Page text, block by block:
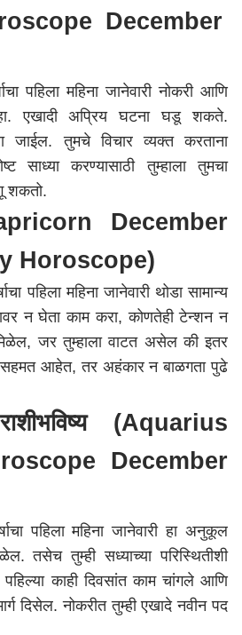
December
पहिला महिनाजानेवारी नोकरी आणि
एखादी अप्रिय घटना घडूशकते.
जाईल. तुमचे विचार व्यक्त करताना
साध्या करण्यासाठी तुम्हाला तुमचा
शकतो.
December
Horoscope)
पहिला महिनाजानेवारीथोडा सामान्य
न घेता काम करा,कोणतेही टेन्शनन
,जर तुम्हाला वाटत असेल की इतर
आहेत,तर अहंकारनबाळगता पुढे
राशीभविष्य(Aquarius
December
पहिला महिनाजानेवारीहा अनुकूल
तसेच तुम्ही सध्याच्या परिस्थितीशी
पहिल्या काही दिवसांत काम चांगले आणि
दिसेल. नोकरीत तुम्ही एखादे नवीन पद